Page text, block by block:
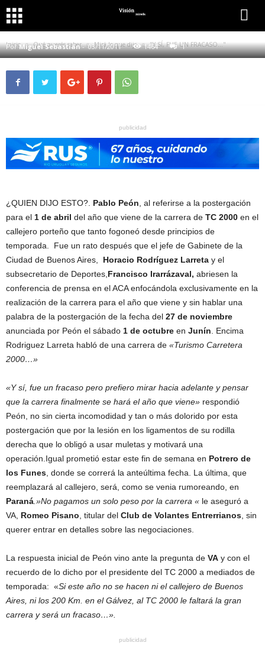
Inicio Qué querés saber Mirá lo que dijo "Y SÍ, FUE UN FRACASO…"
QUÉ QUERÉS SABER MIRÁ LO QUE DIJO
"Y SÍ, FUE UN FRACASO…"
Por Miguel Sebastián- 03/11/2011 1464 1
publicidad
¿QUIEN DIJO ESTO?. Pablo Peón , al referirse a la postergación
para el 1 de abril del año que viene de la carrera de TC 2000 en el
callejero porteño que tanto fogoneó desde principios de
temporada. Fue un rato después que el jefe de Gabinete de la
Ciudad de Buenos Aires, Horacio Rodríguez Larreta y el
subsecretario de Deportes, Francisco Irarrázaval, abriesen la
conferencia de prensa en el ACA enfocándola exclusivamente en la
realización de la carrera para el año que viene y sin hablar una
palabra de la postergación de la fecha del 27 de noviembre
anunciada por Peón el sábado 1 de octubre en Junín . Encima
Rodriguez Larreta habló de una carrera de «Turismo Carretera
2000…»
«Y sí, fue un fracaso pero prefiero mirar hacia adelante y pensar
que la carrera finalmente se hará el año que viene» respondió
Peón, no sin cierta incomodidad y tan o más dolorido por esta
postergación que por la lesión en los ligamentos de su rodilla
derecha que lo obligó a usar muletas y motivará una
operación.Igual prometió estar este fin de semana en Potrero de
los Funes , donde se correrá la anteúltima fecha. La última, que
reemplazará al callejero, será, como se venia rumoreando, en
Paraná .»No pagamos un solo peso por la carrera « le aseguró a
VA, Romeo Pisano , titular del Club de Volantes Entrerrianos , sin
querer entrar en detalles sobre las negociaciones.
La respuesta inicial de Peón vino ante la pregunta de VA y con el
recuerdo de lo dicho por el presidente del TC 2000 a mediados de
temporada: «Si este año no se hacen ni el callejero de Buenos
Aires, ni los 200 Km. en el Gálvez, al TC 2000 le faltará la gran
carrera y será un fracaso…».
publicidad